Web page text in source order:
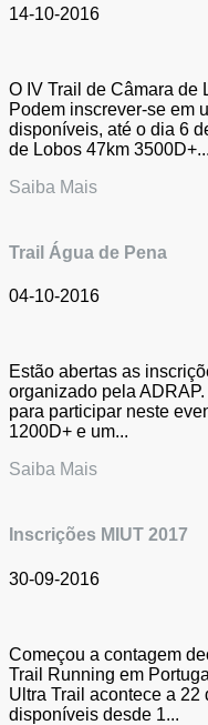
14-10-2016
O IV Trail de Câmara de
Podem inscrever-se em
disponíveis, até o dia 6
de Lobos 47km 3500D+...
Saiba Mais
Trail Água de Pena
04-10-2016
Estão abertas as
organizado pela
para participar neste
1200D+ e um...
Saiba Mais
Inscrições MIUT 2017
30-09-2016
Começou a contagem
Trail Running em
Ultra Trail acontece a 22
disponíveis desde 1...